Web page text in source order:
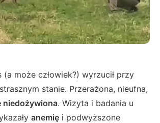
(a może człowiek?) wyrzucił przy
stanie. Przerażona, nieufna,
niedożywiona. Wizyta i badania u
anemię i podwyższone